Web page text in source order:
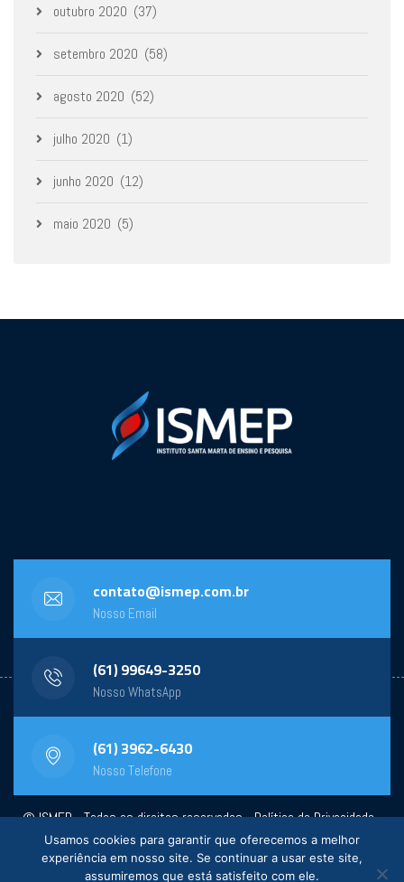
outubro 2020 (37)
setembro 2020 (58)
agosto 2020 (52)
julho 2020 (1)
junho 2020 (12)
maio 2020 (5)
contato@ismep.com.br
Nosso Email
(61) 99649-3250
Nosso WhatsApp
(61) 3962-6430
Nosso Telefone
© ISMEP - Todos os direitos reservados -Política de Privacidade-
Powered by:General Design
Usamos cookies para garantir que oferecemos a melhor
experiência em nosso site. Se continuar a usar este site,
assumiremos que está satisfeito com ele.